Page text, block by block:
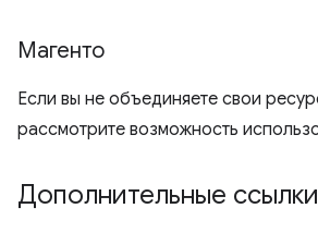
Магенто
Если вы не объединяете свои
рассмотрите возможность
Дополнительные ссылки